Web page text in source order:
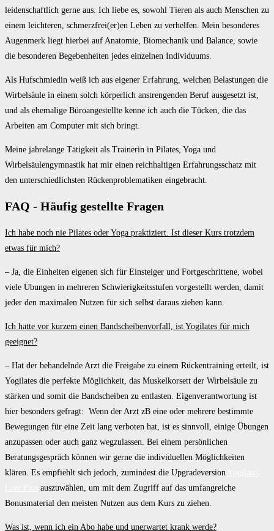
leidenschaftlich gerne aus. Ich liebe es, sowohl Tieren als auch Menschen zu
einem leichteren, schmerzfrei(er)en Leben zu verhelfen. Mein besonderes
Augenmerk liegt hierbei auf Anatomie, Biomechanik und Balance, sowie
die besonderen Begebenheiten jedes einzelnen Individuums.
Als Hufschmiedin weiß ich aus eigener Erfahrung, welchen Belastungen die
Wirbelsäule in einem solch körperlich anstrengenden Beruf ausgesetzt ist,
und als ehemalige Büroangestellte kenne ich auch die Tücken, die das
Arbeiten am Computer mit sich bringt.
Meine jahrelange Tätigkeit als Trainerin in Pilates, Yoga und
Wirbelsäulengymnastik hat mir einen reichhaltigen Erfahrungsschatz mit
den unterschiedlichsten Rückenproblematiken eingebracht.
FAQ - Häufig gestellte Fragen
Ich habe noch nie Pilates oder Yoga praktiziert. Ist dieser Kurs trotzdem
etwas für mich?
– Ja, die Einheiten eigenen sich für Einsteiger und Fortgeschrittene, wobei
viele Übungen in mehreren Schwierigkeitsstufen vorgestellt werden, damit
jeder den maximalen Nutzen für sich selbst daraus ziehen kann.
Ich hatte vor kurzem einen Bandscheibenvorfall, ist Yogilates für mich
geeignet?
– Hat der behandelnde Arzt die Freigabe zu einem Rückentraining erteilt, ist
Yogilates die perfekte Möglichkeit, das Muskelkorsett der Wirbelsäule zu
stärken und somit die Bandscheiben zu entlasten. Eigenverantwortung ist
hier besonders gefragt: Wenn der Arzt zB eine oder mehrere bestimmte
Bewegungen für eine Zeit lang verboten hat, ist es sinnvoll, einige Übungen
anzupassen oder auch ganz wegzulassen. Bei einem persönlichen
Beratungsgespräch können wir gerne die individuellen Möglichkeiten
klären. Es empfiehlt sich jedoch, zumindest die Upgradeversion
auszuwählen, um mit dem Zugriff auf das umfangreiche
Bonusmaterial den meisten Nutzen aus dem Kurs zu ziehen.
Was ist, wenn ich ein Abo habe und unerwartet krank werde?